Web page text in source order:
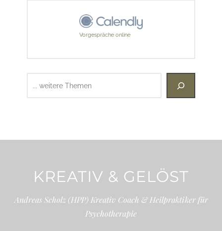
Vorgespräche online
KREATIV & GELÖST
Andreas Scholz (HPP) Kreativ Coach & Heilpraktiker für
Psychotherapie